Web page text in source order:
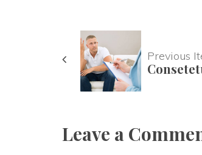
Previous
Leave a